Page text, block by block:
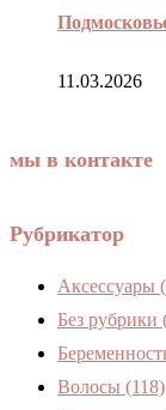
11.03.2026
мы в контакте
Рубрикатор
Аксессуары
Без рубрики
Волосы (118)